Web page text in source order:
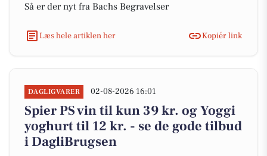
Så er der nyt fra Bachs Begravelser
Læs hele artiklen her Kopiér link
DAGLIGVARER 02-08-2026 16:01
Spier PS vin til kun 39 kr. og Yoggi
yoghurt til 12 kr. - se de gode tilbud
i DagliBrugsen